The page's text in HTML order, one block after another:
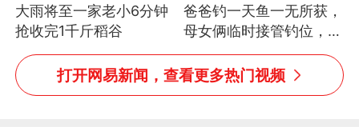
大雨将至一家老小6分钟
抢收完1千斤稻谷
爸爸钓一天鱼一无所获，
母女俩临时接管钓位，用
玩具鱼竿钓上大鱼
打开网易新闻，查看更多热门视频